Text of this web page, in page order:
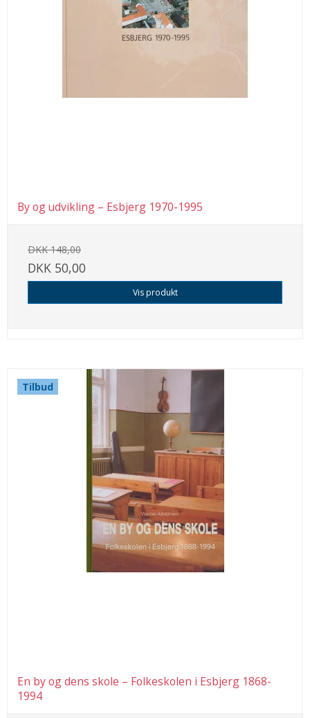
By og udvikling – Esbjerg 1970-1995
DKK 148,00
DKK 50,00
Vis produkt
Tilbud
En by og dens skole – Folkeskolen i Esbjerg 1868-
1994